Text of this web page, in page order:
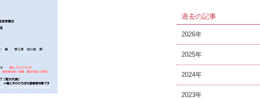
過去の記事
2026
2025
2024
2023